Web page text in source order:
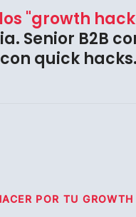
los "growth
Senior B2B
quick hacks.
POR TU GROWTH